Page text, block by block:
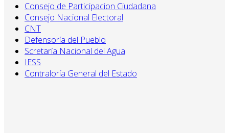
Consejo de Participacion Ciudadana
Consejo Nacional Electoral
CNT
Defensoría del Pueblo
Scretaría Nacional del Agua
IESS
Contraloría General del Estado